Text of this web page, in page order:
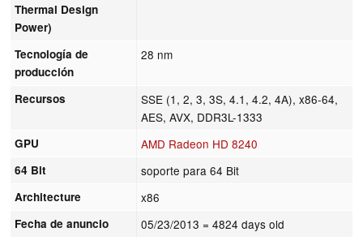
Thermal Design
Power)
Tecnología de
producción
28 nm
Recursos
SSE (1, 2, 3, 3S, 4.1, 4.2, 4A), x86-64,
AES, AVX, DDR3L-1333
GPU AMD Radeon HD 8240
64 Bit soporte para 64 Bit
Architecture x86
Fecha de anuncio 05/23/2013 = 4824 days old